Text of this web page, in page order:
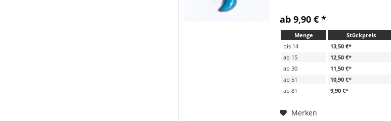
beliebt als Geschenk zur Firmung,
Konfirmation, Erstkommunion
oder Taufe. zwei...
ab 9,90 € *
Menge
Stückpreis
bis 14
13,50 €*
ab 15
12,50 €*
ab 30
11,50 €*
ab 51
10,90 €*
ab 81 9,90 €*
Merken